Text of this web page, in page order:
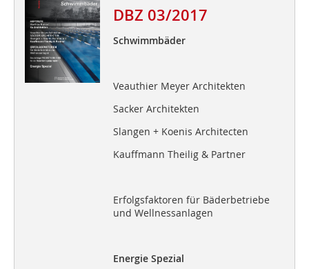
DBZ 03/2017
Schwimmbäder
Veauthier Meyer Architekten
Sacker Architekten
Slangen + Koenis Architecten
Kauffmann Theilig & Partner
Erfolgsfaktoren für Bäderbetriebe
und Wellnessanlagen
Energie Spezial